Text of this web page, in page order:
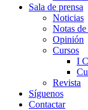
Sala de prensa
Noticias
Notas de
Opinión
Cursos
I
Revista
Síguenos
Contactar